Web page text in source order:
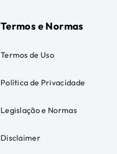
Termos e Normas
Termos de Uso
Política de Privacidade
Legislação e Normas
Disclaimer